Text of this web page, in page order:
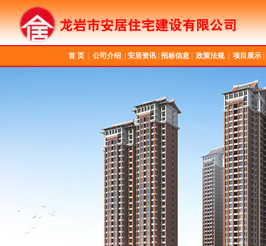
首 页 公司介绍 安居资讯 招标信息 政策法规| 项目展示